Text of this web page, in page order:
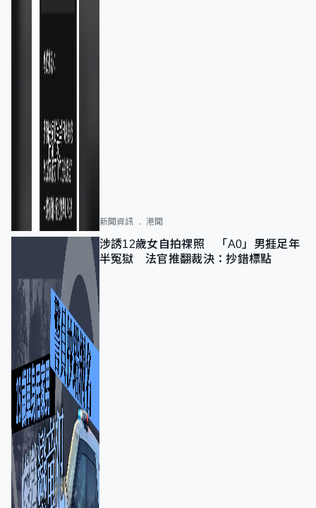
新聞資訊 港聞
涉誘12歲女自拍祼照 「A0」男捱足年
半冤獄 法官推翻裁決：抄錯標點